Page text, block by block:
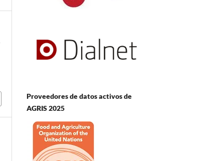
Proveedores de datos activos de
AGRIS 2025